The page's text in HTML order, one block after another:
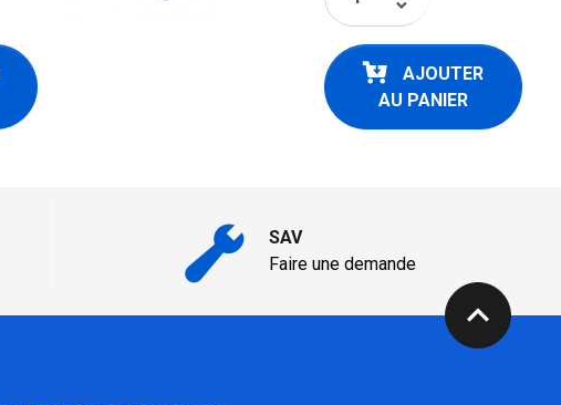
keyboard_arrow_down
AJOUTER
AU PANIER
SAV
Faire une demande
expand_less